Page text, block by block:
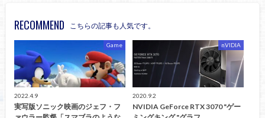
RECOMMEND こちらの記事も人気です。
Game
2022.4.9
実写版ソニック映画のジェフ・フ
nVIDIA
2020.9.2
NVIDIA GeForce RTX 3070 "ゲー